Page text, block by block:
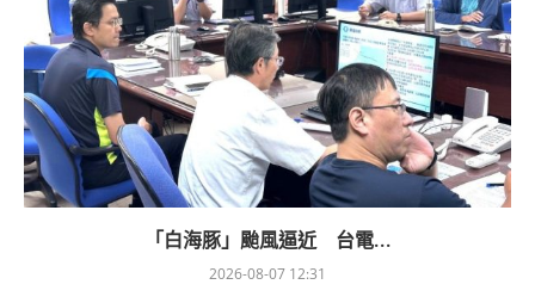
「白海豚」颱風逼近 台電...
2026-08-07 12:31